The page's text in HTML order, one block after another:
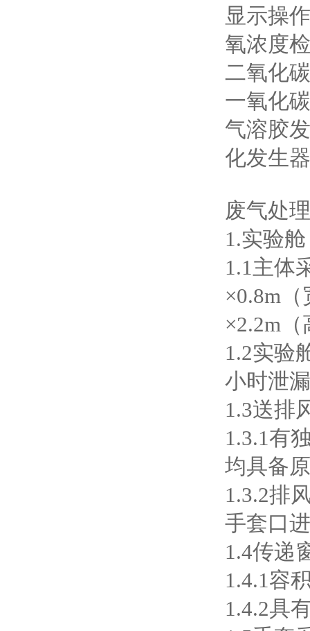
显示操
氧浓度
二氧化
一氧化
气溶胶
化发生
废气处
1.实验舱
1.1主体
×0.8m
×2.2m
1.2实验
小时泄
1.3送排
1.3.1有
均具备
1.3.2排
手套口
1.4传递
1.4.1容
1.4.2具